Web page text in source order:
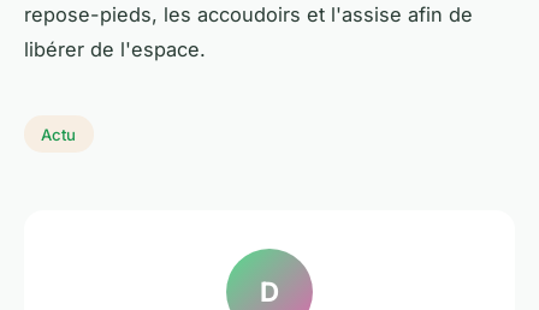
repose-pieds, les accoudoirs et l'assise afin de
libérer de l'espace.
Actu
D